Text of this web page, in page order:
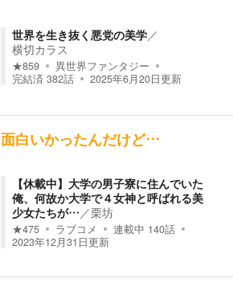
世界を生き抜く悪党の美学／
横切カラス
★859
異世界ファンタジー
完結済 382話 2025年6月20日更新
面白いかったんだけど…
【休載中】大学の男子寮に住んでいた
俺、何故か大学で４女神と呼ばれる美
少女たちが…／栗坊
★475 ラブコメ 連載中 140話
2023年12月31日更新